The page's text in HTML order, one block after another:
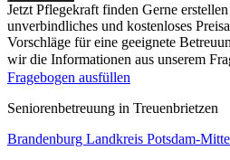
Jetzt Pflegekraft finden Gerne
unverbindliches und kostenloses
Vorschläge für eine geeignete
wir die Informationen aus unserem
Fragebogen ausfüllen
Senioren­betreuung in Treuenbrietzen
Brandenburg Landkreis Potsdam-